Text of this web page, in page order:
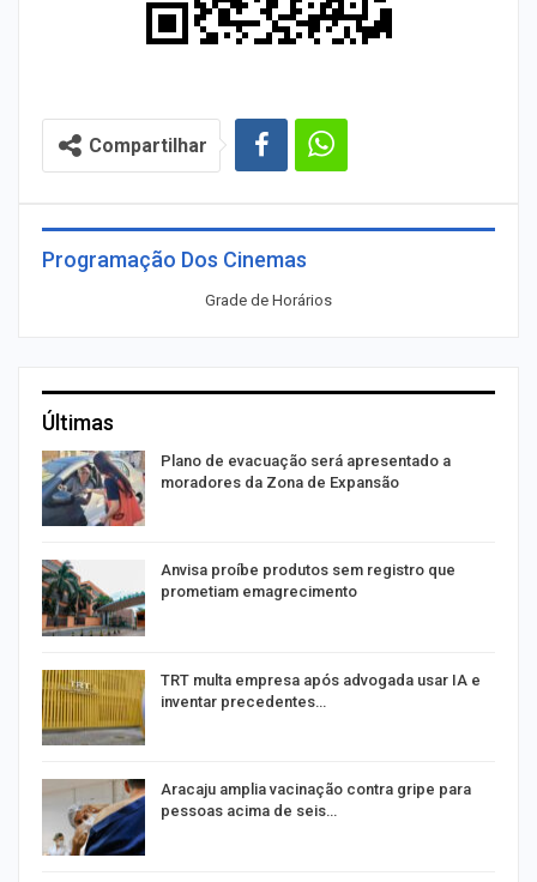
Compartilhar
Programação Dos Cinemas
Grade de Horários
Últimas
Plano de evacuação será apresentado a
moradores da Zona de Expansão
Anvisa proíbe produtos sem registro que
prometiam emagrecimento
TRT multa empresa após advogada usar IA e
inventar precedentes…
Aracaju amplia vacinação contra gripe para
pessoas acima de seis…